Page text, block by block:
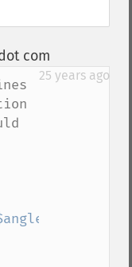
com
25 years ago